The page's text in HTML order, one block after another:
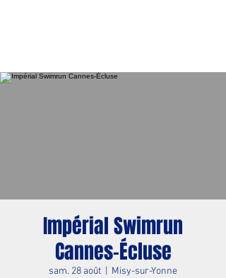
Impérial Swimrun
Cannes-Écluse
sam. 28 août Misy-sur-Yonne